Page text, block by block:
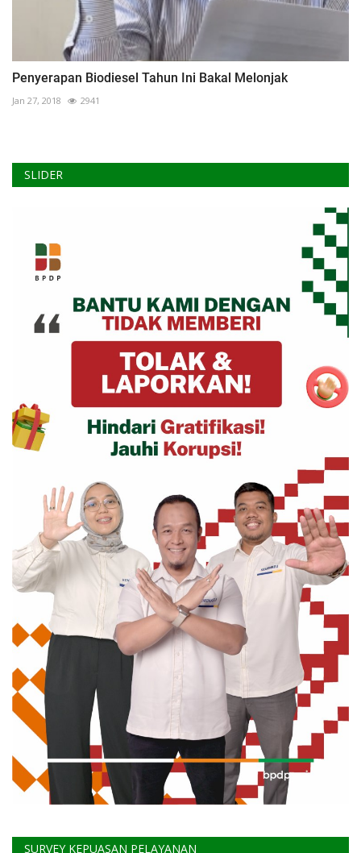
Penyerapan Biodiesel Tahun Ini Bakal Melonjak
Jan 27, 2018 2941
SLIDER
SURVEY KEPUASAN PELAYANAN